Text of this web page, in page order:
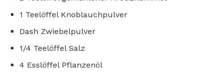
1 Teelöffel Knoblauchpulver
Dash Zwiebelpulver
1/4 Teelöffel Salz
4 Esslöffel Pflanzenöl